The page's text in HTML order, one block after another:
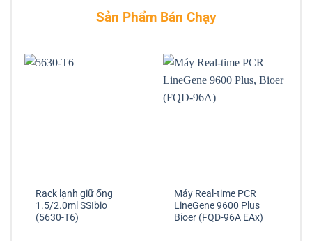
Sản Phẩm Bán Chạy
Rack lạnh giữ ống
1.5/2.0ml SSIbio
(5630-T6)
Máy Real-time PCR
LineGene 9600 Plus
Bioer (FQD-96A EAx)